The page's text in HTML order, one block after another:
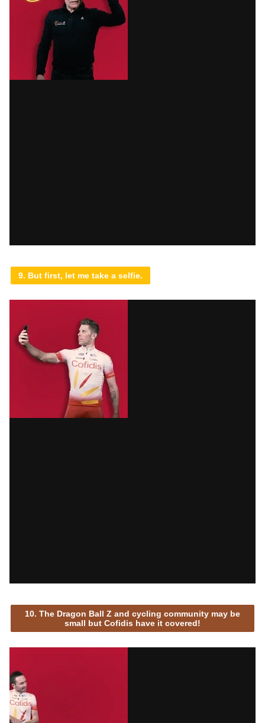
9. But first, let me take a selfie.
10. The Dragon Ball Z and cycling community may be
small but Cofidis have it covered!